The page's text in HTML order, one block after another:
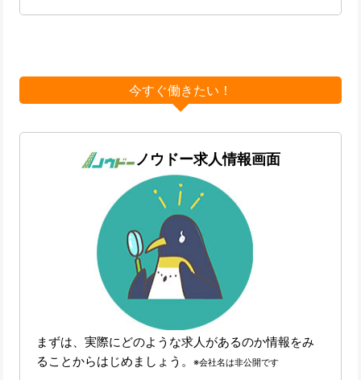
今すぐ働きたい！
ノウドー求人情報画面
まずは、実際にどのような求人があるのか情報をみ
ることからはじめましょう。※会社名は非公開です